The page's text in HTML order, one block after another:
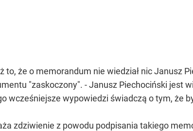
że o memorandum nie wiedział nic Janusz
"zaskoczony". - Janusz Piechociński jest
wcześniejsze wypowiedzi świadczą o tym, że
zdziwienie z powodu podpisania takiego